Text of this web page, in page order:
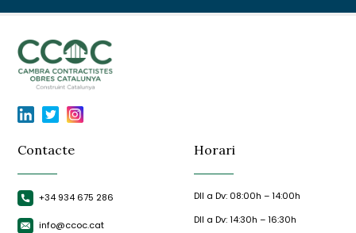
Contacte
+34 934 675 286
info@ccoc.cat
Horari
Dll a Dv: 08:00h – 14:00h
Dll a Dv: 14:30h – 16:30h